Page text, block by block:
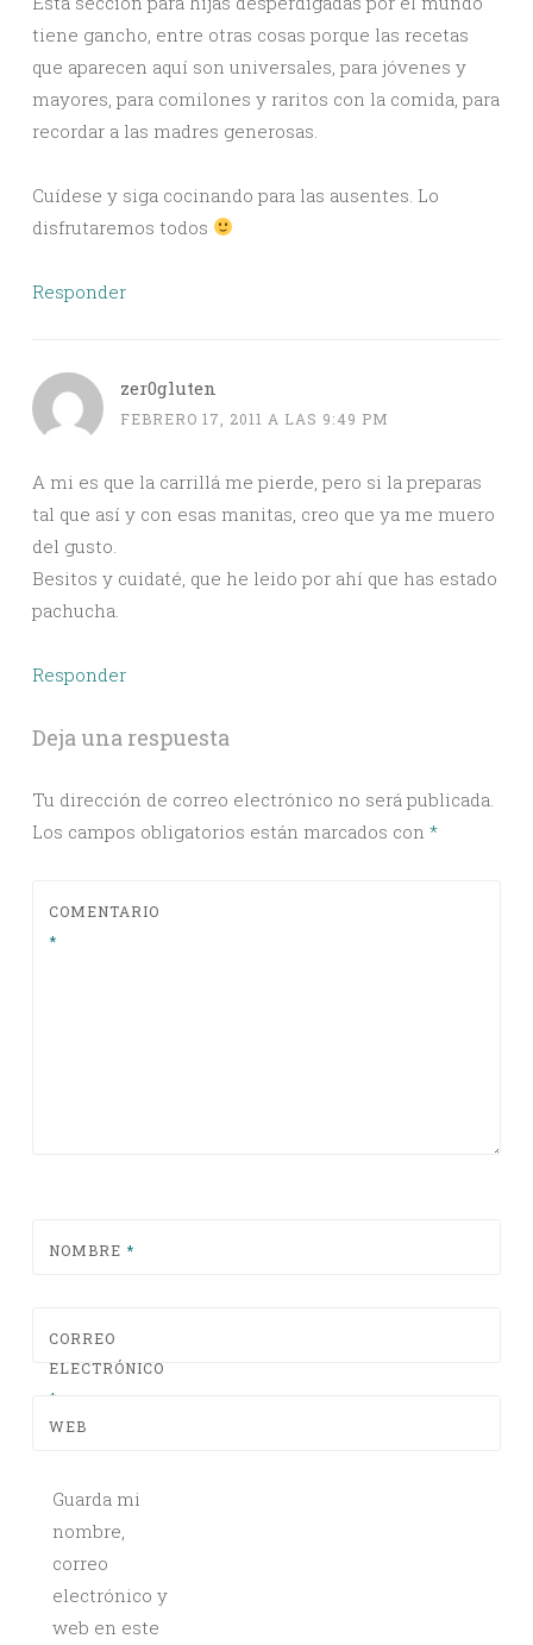
tiene gancho, entre otras cosas porque las recetas
que aparecen aquí son universales, para jóvenes y
mayores, para comilones y raritos con la comida, para
recordar a las madres generosas.
Cuídese y siga cocinando para las ausentes. Lo
disfrutaremos todos
Responder
zer0gluten
FEBRERO 17, 2011 A LAS 9:49 PM
A mi es que la carrillá me pierde, pero si la preparas
tal que así y con esas manitas, creo que ya me muero
del gusto.
Besitos y cuidaté, que he leido por ahí que has estado
pachucha.
Responder
Deja una respuesta
Tu dirección de correo electrónico no será publicada.
Los campos obligatorios están marcados con *
COMENTARIO
*
NOMBRE *
CORREO
ELECTRÓNICO
*
WEB
Guarda mi
nombre,
correo
electrónico y
web en este